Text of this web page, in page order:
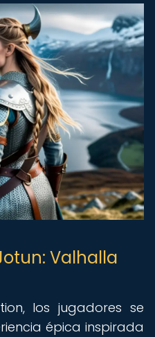
Valhalla
los jugadores se
épica inspirada